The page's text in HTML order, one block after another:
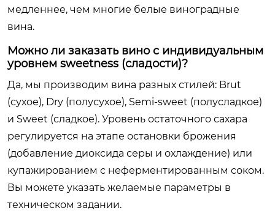
медленнее, чем многие белые виноградные
вина.
Можно ли заказать вино с индивидуальным
уровнем sweetness (сладости)?
Да, мы производим вина разных стилей: Brut
(сухое), Dry (полусухое), Semi-sweet (полусладкое)
и Sweet (сладкое). Уровень остаточного сахара
регулируется на этапе остановки брожения
(добавление диоксида серы и охлаждение) или
купажированием с неферментированным соком.
Вы можете указать желаемые параметры в
техническом задании.